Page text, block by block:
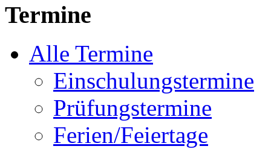
Termine
Alle Termine
Einschulungstermine
Prüfungstermine
Ferien/Feiertage